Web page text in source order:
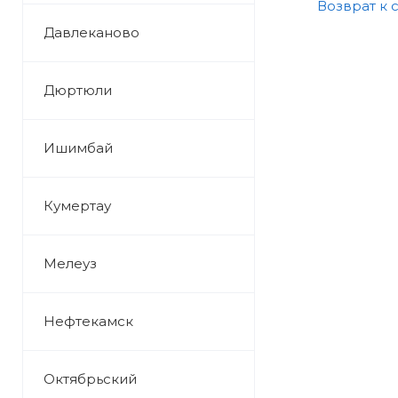
Давлеканово
Дюртюли
Ишимбай
Кумертау
Мелеуз
Нефтекамск
Октябрьский
Возврат к